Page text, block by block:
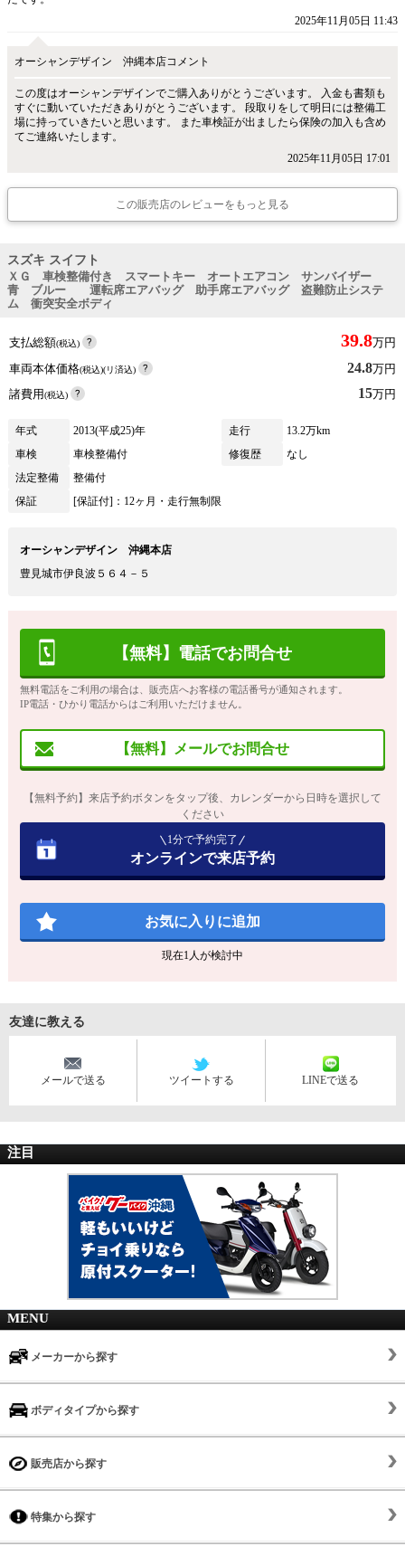
2025年11月05日 11:43
オーシャンデザイン 沖縄本店コメント
この度はオーシャンデザインでご購入ありがとうございます。 入金も書類も
すぐに動いていただきありがとうございます。 段取りをして明日には整備工
場に持っていきたいと思います。 また車検証が出ましたら保険の加入も含め
てご連絡いたします。
2025年11月05日 17:01
この販売店のレビューをもっと見る
スズキ スイフト
ＸＧ 車検整備付き スマートキー オートエアコン サンバイザー
青 ブルー 運転席エアバッグ 助手席エアバッグ 盗難防止システ
ム 衝突安全ボディ
支払総額(税込) 39.8万円
車両本体価格(税込)(リ済込) 24.8万円
諸費用(税込) 15万円
年式 2013(平成25)年 走行
13.2万km
車検
車検整備付 修復歴
なし
法定整備
整備付
保証
[保証付]：12ヶ月・走行無制限
オーシャンデザイン 沖縄本店
豊見城市伊良波５６４－５
【無料】電話でお問合せ
無料電話をご利用の場合は、販売店へお客様の電話番号が通知されます。
IP電話・ひかり電話からはご利用いただけません。
【無料】メールでお問合せ
【無料予約】来店予約ボタンをタップ後、カレンダーから日時を選択して
ください
1分で予約完了
オンラインで来店予約
お気に入りに追加
現在1人が検討中
友達に教える
メールで送る ツイートする LINEで送る
注目
MENU
メーカーから探す
ボディタイプから探す
販売店から探す
特集から探す